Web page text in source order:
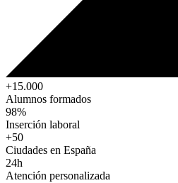
+15.000
Alumnos formados
98%
Inserción laboral
+50
Ciudades en España
24h
Atención personalizada